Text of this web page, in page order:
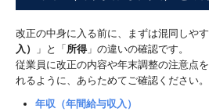
改正の中身に入る前に、まずは混同しや
入）
」と「所得」の違いの確認です。
従業員に改正の内容や年末調整の注意点
れるように、あらためてご確認ください。
年収（年間給与収入）